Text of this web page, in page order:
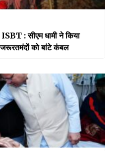
: सीएम धामी ने किया
को बांटे कंबल